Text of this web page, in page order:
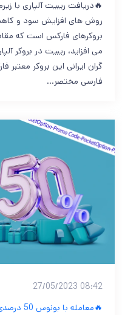
🔥دریافت ریبیت آلپاری با
روش های افزایش سود و
بروکرهای فارکس است که
می افزاید، ریبیت در بروکر
گران ایرانی این بروکر معتبر
فارسی مختصر…
08:42 27/05/2023
🔥معامله با بونوس 50 درصدی پاکت آپشن – پرومو کد پاکت آپشن